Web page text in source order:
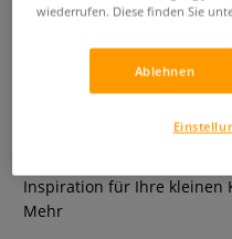
Mixed Media -
Farben
0
Die anschaulichen Schritt-
Inspiration für Ihre kleinen
Mehr
wiederrufen. Diese finden Sie
Ablehnen